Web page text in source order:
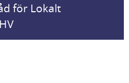
för Lokalt